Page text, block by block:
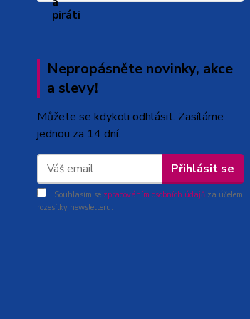
Nepropásněte novinky, akce
a slevy!
Můžete se kdykoli odhlásit. Zasíláme
jednou za 14 dní.
Přihlásit se
Souhlasím se zpracováním osobních údajů za účelem
rozesílky newsletteru.